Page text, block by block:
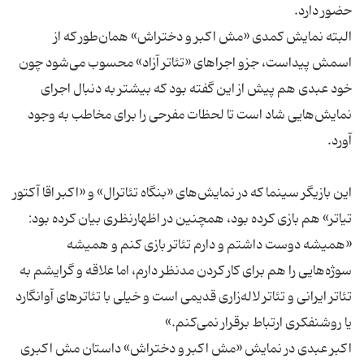
البته نمایش کمدی «مش اکبر و دختراش» همان‌طور که از
اسمش پیداست، جزو اجراهای «تئاتر آزاد» محسوب می‌شود چون
خود عبدی هم پیش از این گفته بود که بیشتر به دنبال اجرای
نمایش‌هایی شاد است تا لحظات مفرحی را برای مخاطب به وجود
این بازیگر سینما که در نمایش‌های «بنگاه تئاترال» و «اکبر اقا آکتور
تیاتر» هم بازی کرده بود، همچنین در اظهارنظری بیان کرده بود:
«همیشه دوست داشتم و دارم تئاتر بازی کنم و همیشه
سوژه‌هایی را هم برای کار کردن مدنظر دارم، اما علاقه و گرایشم به
تئاتر ایرانی‌ و تئاتر لاله‌زاری قدیمی است و خیلی با تئاترهای آوانگارد
اکبر عبدی در نمایش «مش اکبر و دختراش» داستان مش اکبری